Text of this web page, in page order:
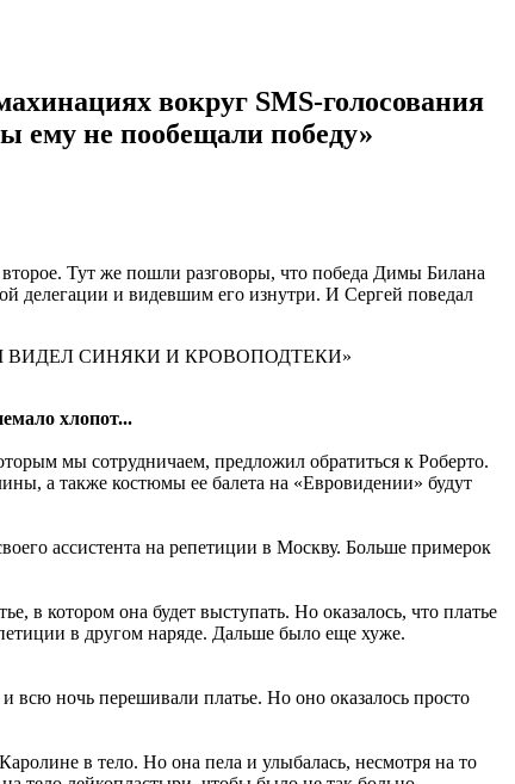
вокруг SMS-голосования
ему не пообещали победу»
Тут же пошли разговоры, что победа Димы Билана
делегации и видевшим его изнутри. И Сергей поведал
СИНЯКИ И КРОВОПОДТЕКИ»
хлопот...
мы сотрудничаем, предложил обратиться к Роберто.
а также костюмы ее балета на «Евровидении» будут
ассистента на репетиции в Москву. Больше примерок
котором она будет выступать. Но оказалось, что платье
в другом наряде. Дальше было еще хуже.
ночь перешивали платье. Но оно оказалось просто
в тело. Но она пела и улыбалась, несмотря на то